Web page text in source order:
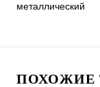
металлический
ПОХОЖИЕ